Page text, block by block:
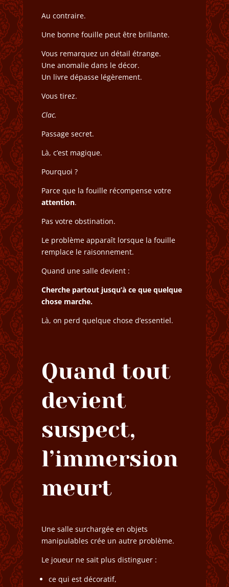
Au contraire.
Une bonne fouille peut être brillante.
Vous remarquez un détail étrange.
Une anomalie dans le décor.
Un livre dépasse légèrement.
Vous tirez.
Clac.
Passage secret.
Là, c’est magique.
Pourquoi ?
Parce que la fouille récompense votre
attention.
Pas votre obstination.
Le problème apparaît lorsque la fouille
remplace le raisonnement.
Quand une salle devient :
Cherche partout jusqu’à ce que quelque
chose marche.
Là, on perd quelque chose d’essentiel.
Quand tout
devient
suspect,
l’immersion
meurt
Une salle surchargée en objets
manipulables crée un autre problème.
Le joueur ne sait plus distinguer :
ce qui est décoratif,